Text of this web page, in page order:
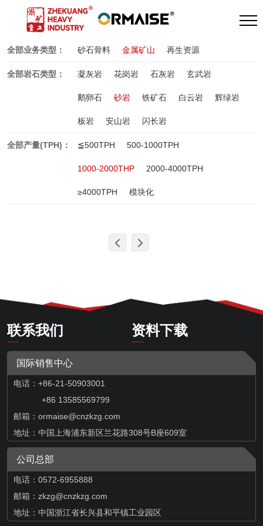
全部业务类型： 砂石骨料 金属矿山 再生资源
全部岩石类型： 凝灰岩 花岗岩 石灰岩 玄武岩
鹅卵石 砂岩 铁矿石 白云岩 辉绿岩
板岩 安山岩 闪长岩
全部产量(TPH)： ≦500TPH 500-1000TPH
1000-2000THP 2000-4000TPH
≥4000TPH 模块化
联系我们 资料下载
国际销售中心
电话：+86-21-50903001
+86 13585569799
邮箱： ormaise@cnzkzg.com
地址：中国上海浦东新区兰花路308号B座609室
公司总部
电话：0572-6955888
邮箱：zkzg@cnzkzg.com
地址：中国浙江省长兴县和平镇工业园区